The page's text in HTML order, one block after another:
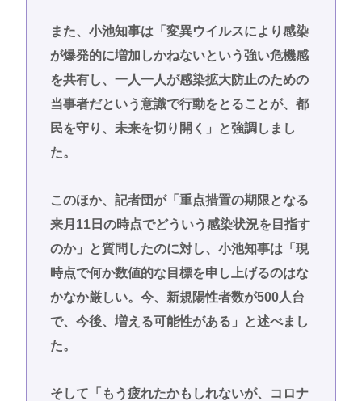
また、小池知事は「変異ウイルスにより感染
が爆発的に増加しかねないという強い危機感
を共有し、一人一人が感染拡大防止のための
当事者だという意識で行動をとることが、都
民を守り、未来を切り開く」と強調しまし
た。
このほか、記者団が「重点措置の期限となる
来月11日の時点でどういう感染状況を目指す
のか」と質問したのに対し、小池知事は「現
時点で何か数値的な目標を申し上げるのはな
かなか厳しい。今、新規陽性者数が500人台
で、今後、増える可能性がある」と述べまし
た。
そして「もう疲れたかもしれないが、コロナ